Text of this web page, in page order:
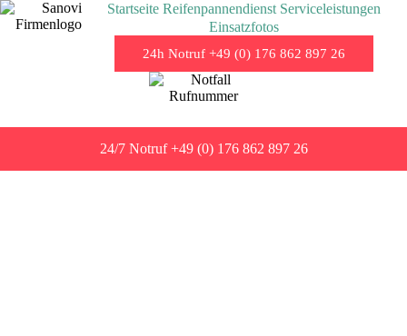
Startseite Reifenpannendienst Serviceleistungen
Einsatzfotos
24h Notruf +49 (0) 176 862 897 26
24/7 Notruf +49 (0) 176 862 897 26